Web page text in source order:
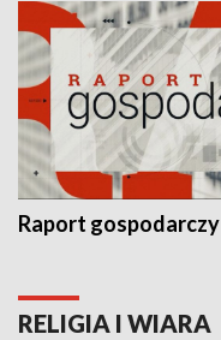
Raport gospodarczy
RELIGIA I WIARA